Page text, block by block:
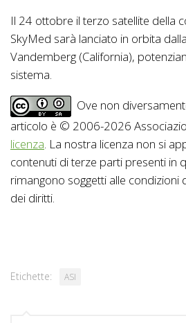
Il 24 ottobre il terzo satellite della
SkyMed sarà lanciato in orbita
Vandemberg (California),
sistema.
Ove non
articolo è © 2006-2026
licenza. La nostra licenza non si
contenuti di terze parti presenti in
rimangono soggetti alle
dei diritti.
Etichette: ASI